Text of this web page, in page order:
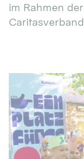
im Rahmen